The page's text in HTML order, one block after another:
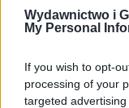
Wydawnictwo i
My Personal
If you wish to opt-
processing of your
targeted
Pokonać
jest nasz
READ MORE›